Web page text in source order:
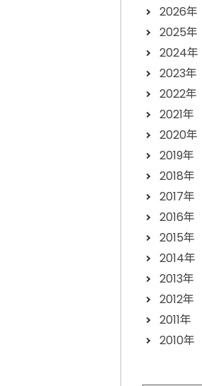
2026年
2025年
2024年
2023年
2022年
2021年
2020年
2019年
2018年
2017年
2016年
2015年
2014年
2013年
2012年
2011年
2010年